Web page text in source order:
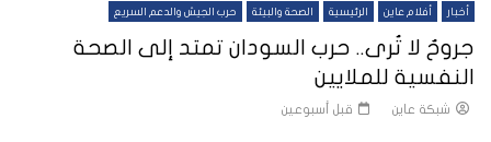
أخبار أفلام عاين الرئيسية الصحة والبيئة حرب الجيش والدعم السريع
جروحٌ لا تُرى.. حرب السودان تمتد إلى الصحة
النفسية للملايين
شبكة عاين قبل أسبوعين